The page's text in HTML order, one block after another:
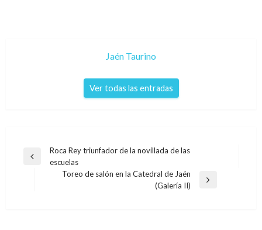
Jaén Taurino
Ver todas las entradas
Navegación
Entrada
Roca Rey triunfador de la novillada de las
escuelas
Toreo de salón en la Catedral de Jaén
(Galería II)